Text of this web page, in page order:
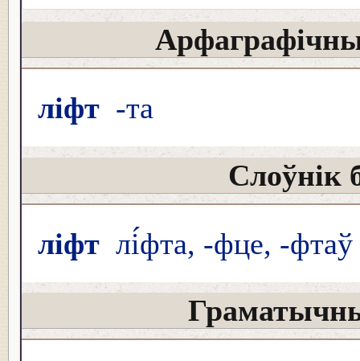
ліфт -та
Слоўнік
ліфт лі́фта, -фце, -фтаў